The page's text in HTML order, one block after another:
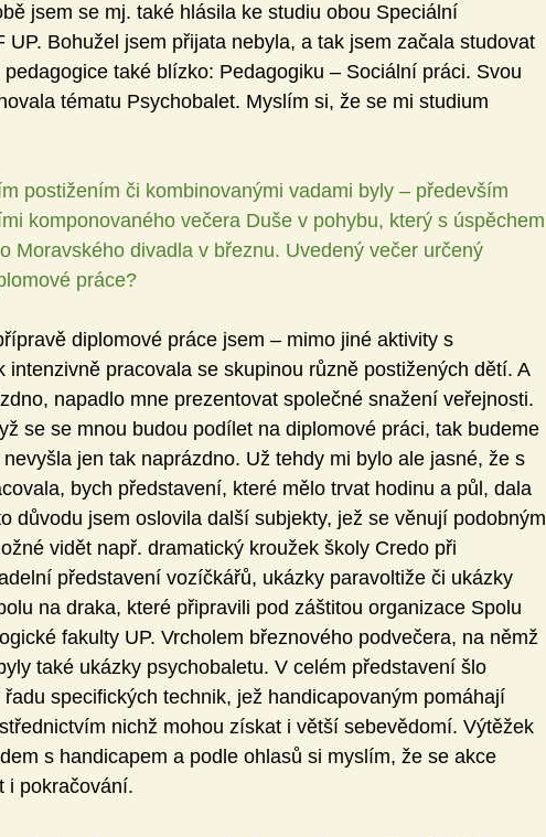
jsem se mj. také hlásila ke studiu obou Speciální
Bohužel jsem přijata nebyla, a tak jsem začala studovat
také blízko: Pedagogiku – Sociální práci. Svou
tématu Psychobalet. Myslím si, že se mi studium
postižením či kombinovanými vadami byly – především
komponovaného večera Duše v pohybu, který s úspěchem
Moravského divadla v březnu. Uvedený večer určený
práce?
diplomové práce jsem – mimo jiné aktivity s
intenzivně pracovala se skupinou různě postižených dětí. A
napadlo mne prezentovat společné snažení veřejnosti.
se se mnou budou podílet na diplomové práci, tak budeme
jen tak naprázdno. Už tehdy mi bylo ale jasné, že s
bych představení, které mělo trvat hodinu a půl, dala
důvodu jsem oslovila další subjekty, jež se věnují podobným
vidět např. dramatický kroužek školy Credo při
představení vozíčkářů, ukázky paravoltiže či ukázky
na draka, které připravili pod záštitou organizace Spolu
fakulty UP. Vrcholem březnového podvečera, na němž
také ukázky psychobaletu. V celém představení šlo
specifických technik, jež handicapovaným pomáhají
nichž mohou získat i větší sebevědomí. Výtěžek
s handicapem a podle ohlasů si myslím, že se akce
i pokračování.